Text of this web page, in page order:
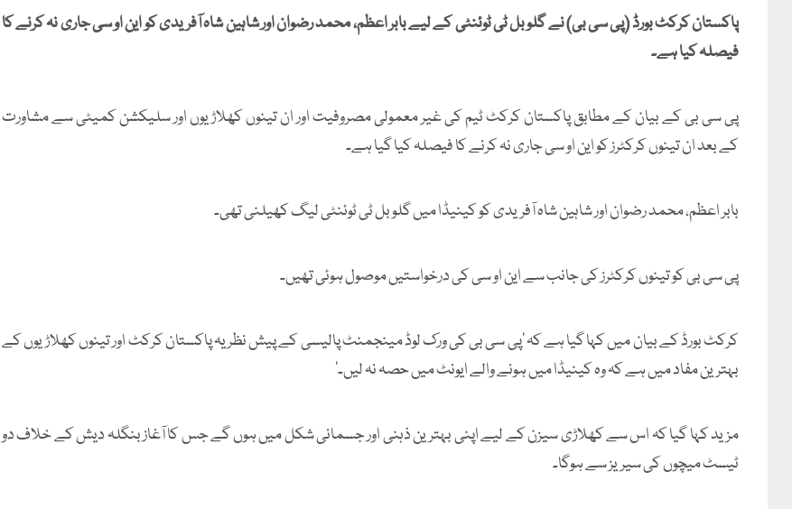
پاکستان کرکٹ بورڈ (پی سی بی) نے گلوبل ٹی ٹوئنٹی کے لیے بابر اعظم، محمد رضوان اور شاہین شاہ آفریدی کو این او سی جاری نہ کرنے کا
فیصلہ کیا ہے۔
پی سی بی کے بیان کے مطابق پاکستان کرکٹ ٹیم کی غیر معمولی مصروفیت اور ان تینوں کھلاڑیوں اور سلیکشن کمیٹی سے مشاورت
کے بعد ان تینوں کرکٹرز کو این او سی جاری نہ کرنے کا فیصلہ کیا گیا ہے۔
بابر اعظم، محمد رضوان اور شاہین شاہ آفریدی کو کینیڈا میں گلوبل ٹی ٹوئنٹی لیگ کھیلنی تھی۔
پی سی بی کو تینوں کرکٹرز کی جانب سے این او سی کی درخواستیں موصول ہوئی تھیں۔
کرکٹ بورڈ کے بیان میں کہا گیا ہے کہ ’پی سی بی کی ورک لوڈ مینجمنٹ پالیسی کے پیش نظر یہ پاکستان کرکٹ اور تینوں کھلاڑیوں کے
بہترین مفاد میں ہے کہ وہ کینیڈا میں ہونے والے ایونٹ میں حصہ نہ لیں۔‘
مزید کہا گیا کہ اس سے کھلاڑی سیزن کے لیے اپنی بہترین ذہنی اور جسمانی شکل میں ہوں گے جس کا آغاز بنگلہ دیش کے خلاف دو
ٹیسٹ میچوں کی سیریز سے ہوگا۔